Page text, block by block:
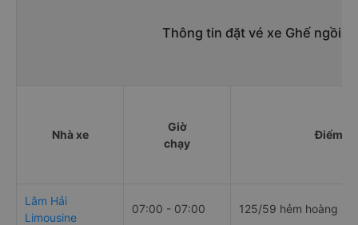
Thông tin đặt vé xe Ghế ngồi
Nhà xe
Giờ
chạy
Điểm đi
Lâm Hải
Limousine
07:00 - 07:00 125/59 hẻm hoàng sa